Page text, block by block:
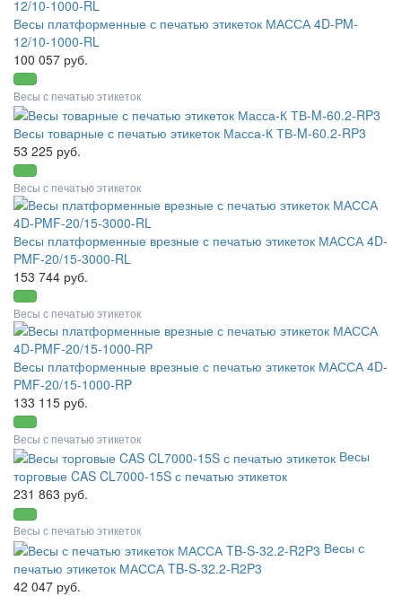
Весы платформенные с печатью этикеток МАССА 4D-PM-
12/10-1000-RL
100 057 руб.
Весы с печатью этикеток
Весы товарные с печатью этикеток Масса-К ТВ-M-60.2-RP3
53 225 руб.
Весы с печатью этикеток
Весы платформенные врезные с печатью этикеток МАССА 4D-
PMF-20/15-3000-RL
153 744 руб.
Весы с печатью этикеток
Весы платформенные врезные с печатью этикеток МАССА 4D-
PMF-20/15-1000-RP
133 115 руб.
Весы с печатью этикеток
Весы
торговые CAS CL7000-15S с печатью этикеток
231 863 руб.
Весы с печатью этикеток
Весы с
печатью этикеток МАССА TB-S-32.2-R2P3
42 047 руб.